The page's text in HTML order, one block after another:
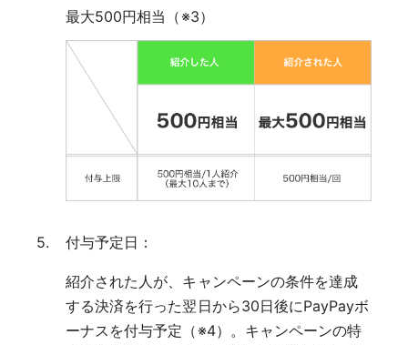
最大500円相当（※3）
付与予定日：
紹介された人が、キャンペーンの条件を達成
する決済を行った翌日から30日後にPayPayボ
ーナスを付与予定（※4）。キャンペーンの特